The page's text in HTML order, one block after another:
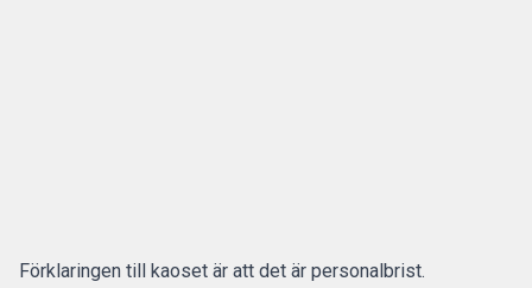
Förklaringen till kaoset är att det är personalbrist.